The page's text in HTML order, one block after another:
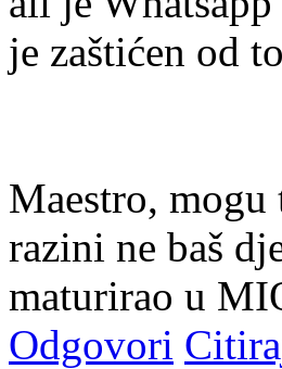
je zaštićen od
Maestro,
razini ne baš
maturirao u
Odgovori